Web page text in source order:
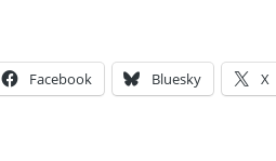
Facebook Bluesky X